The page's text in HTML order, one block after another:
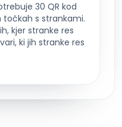
30 QR kod
s strankami.
kjer stranke res
ki jih stranke res